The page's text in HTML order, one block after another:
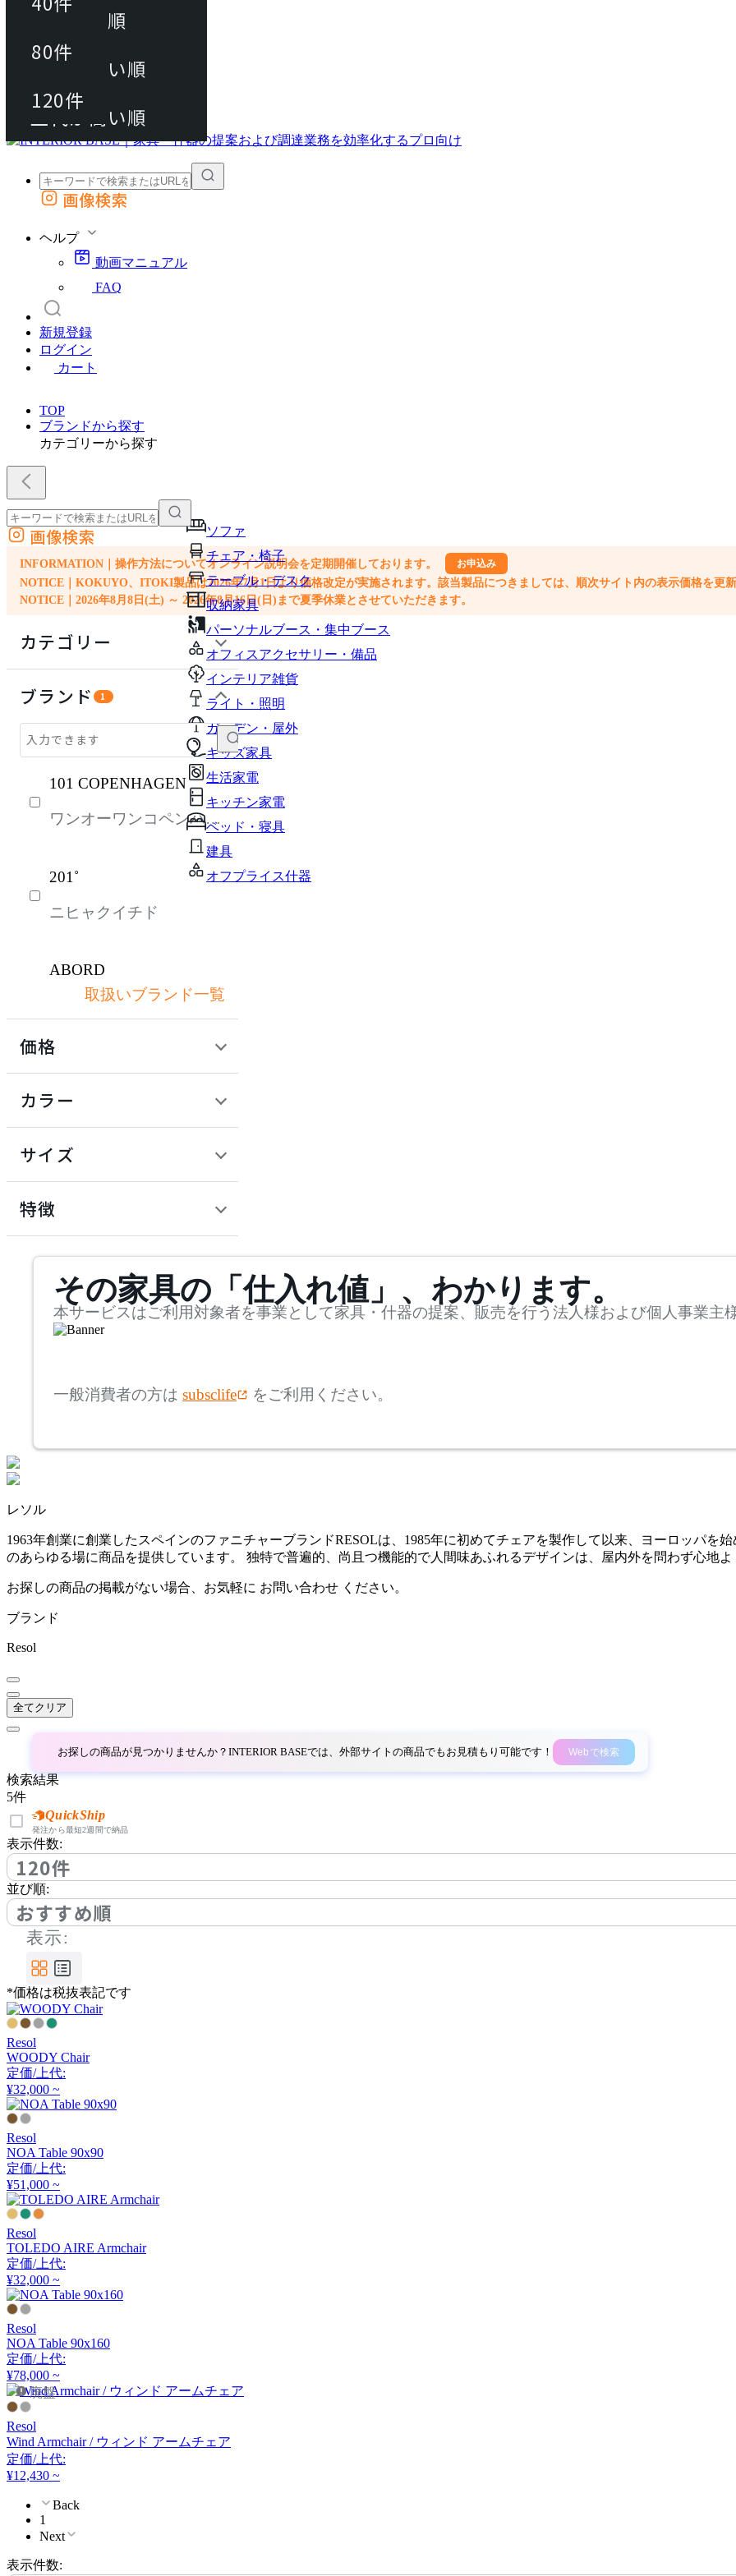
動画マニュアル
FAQ
カート
外部サイトの商品をカートに追加
画像検索
ヘルプ
動画マニュアル
FAQ
新規登録
ログイン
カート
TOP
ブランドから探す
カテゴリーから探す
ソファ
チェア・椅子
テーブル・デスク
収納家具
パーソナルブース・集中ブース
オフィスアクセサリー・備品
インテリア雑貨
ライト・照明
ガーデン・屋外
キッズ家具
生活家電
キッチン家電
ベッド・寝具
建具
オフプライス什器
外部サイトの商品をカートに追加
他のサイトで見つけた商品ページのURLを貼り付けて、カートに追加できます
画像検索
INFORMATION｜操作方法についてオンライン説明会を定期開催しております。 お申込み
NOTICE｜KOKUYO、ITOKI製品は2026年7月1日より価格改定が実施されます。該当製品につきましては、順次サイト内の表示価格を更新
NOTICE｜2026年8月8日(土) ～ 2026年8月16日(日)まで夏季休業とさせていただきます。
カテゴリー
テーブル・デスク
収納家具
オフィスアクセサリー・備品
インテリア雑貨
キッチン家電
オフプライス什器
ブランド 1
101 COPENHAGEN
ワンオーワンコペンハー
201˚
ニヒャクイチド
ABORD
アボール
アクメファニチャー
ADAL
アダルトータルインテリ
アコレクション
AINX
アイネクス
aluna
Andreu World
アンドリューワールド
ANONIMA CASTELLI
アノニマカステッリ
Another Garden
アナザーガーデン
ARIAKE
アリアケ
arper
arrmet
ART WORK STUDIO
artek
Artemide
アルテミデ
ARUNAi
取扱いブランド一覧
価格
カラー
サイズ
mm
検索
~
~
特徴
その家具の「仕入れ値」、わかります。
本サービスはご利用対象者を事業として家具・什器の提案、販売を行う法人様および個人事業主
一般消費者の方は subsclife をご利用ください。
レソル
1963年創業に創業したスペインのファニチャーブランドRESOLは、1985年に初めてチェアを製作して以来、ヨーロッパを
のあらゆる場に商品を提供しています。 独特で普遍的、尚且つ機能的で人間味あふれるデザインは、屋内外を問わず心地よ
お探しの商品の掲載がない場合、お気軽に お問い合わせ ください。
ブランド
Resol
全てクリア
お探しの商品が見つかりませんか？INTERIOR BASEでは、外部サイトの商品でもお見積もり可能です！ Webで検索
検索結果
5件
QuickShip
発注から最短2週間で納品
表示件数:
120件
80件
120件
並び順:
おすすめ順
おすすめ順
上代が安い順
上代が高い順
表示:
*価格は税抜表記です
Resol
WOODY Chair
定価/上代:
¥32,000 ~
Resol
NOA Table 90x90
定価/上代:
¥51,000 ~
Resol
TOLEDO AIRE Armchair
定価/上代:
¥32,000 ~
Resol
NOA Table 90x160
定価/上代:
¥78,000 ~
廃盤
Resol
Wind Armchair / ウィンド アームチェア
定価/上代:
¥12,430 ~
Back
1
Next
表示件数:
80件
120件